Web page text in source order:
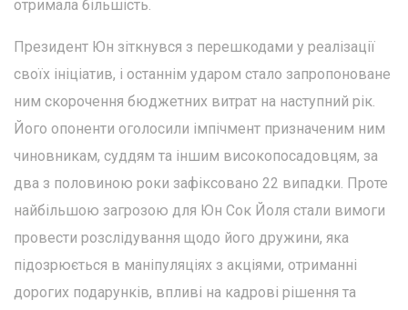
отримала більшість.
Президент Юн зіткнувся з перешкодами у реалізації
своїх ініціатив, і останнім ударом стало запропоноване
ним скорочення бюджетних витрат на наступний рік.
Його опоненти оголосили імпічмент призначеним ним
чиновникам, суддям та іншим високопосадовцям, за
два з половиною роки зафіксовано 22 випадки. Проте
найбільшою загрозою для Юн Сок Йоля стали вимоги
провести розслідування щодо його дружини, яка
підозрюється в маніпуляціях з акціями, отриманні
дорогих подарунків, впливі на кадрові рішення та